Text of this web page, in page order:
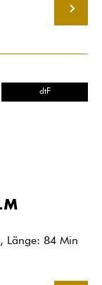
dtF
Länge: 84 Min